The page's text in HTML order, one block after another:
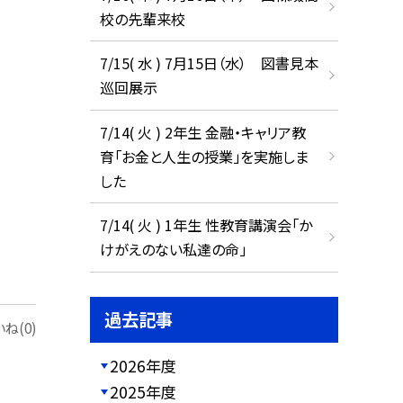
ね(0)
校の先輩来校
7/15( 水 ) 7月15日（水） 図書見本
巡回展示
7/14( 火 ) 2年生 金融・キャリア教
育「お金と人生の授業」を実施しま
した
7/14( 火 ) 1年生 性教育講演会「か
けがえのない私達の命」
過去記事
2026年度
2025年度